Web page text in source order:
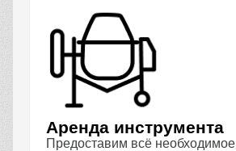
Аренда инструмента
Предоставим всё необходимое